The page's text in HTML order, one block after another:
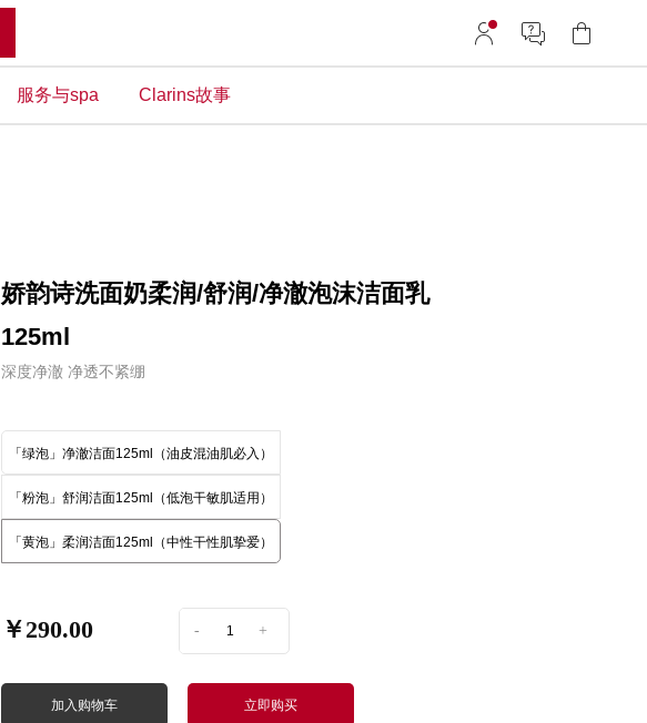
服务与spa Clarins故事
娇韵诗洗面奶柔润/舒润/净澈泡沫洁面乳
125ml
深度净澈 净透不紧绷
「绿泡」净澈洁面125ml（油皮混油肌必入）
「粉泡」舒润洁面125ml（低泡干敏肌适用）
「黄泡」柔润洁面125ml（中性干性肌挚爱）
￥290.00 - +
加入购物车 立即购买